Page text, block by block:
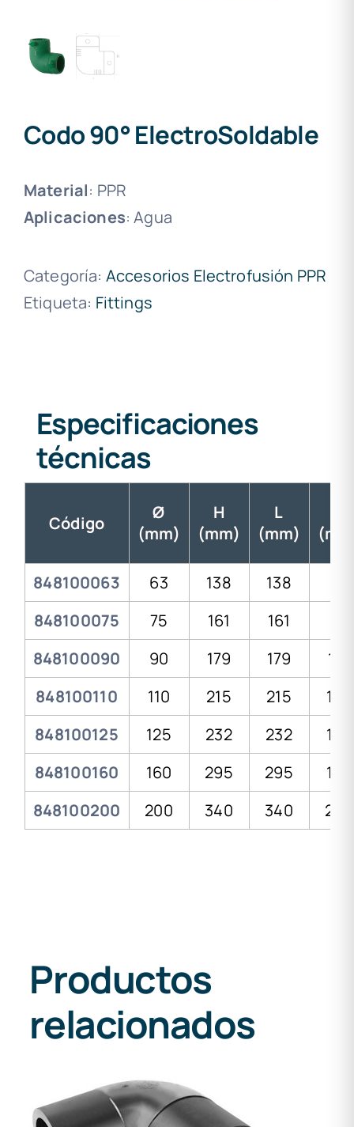
Codo 90° ElectroSoldable
Material: PPR
Aplicaciones: Agua
Categoría: Accesorios Electrofusión PPR
Etiqueta: Fittings
Especificaciones
técnicas
Código
Ø
(mm)
H
(mm)
L
(mm)
848100063 63 138 138
848100075
75 161 161
848100090
90 179 179
116
848100110
110 215 215
142
848100125
125 232 232
155
848100160
160 295 295
198
848100200
200 340 340 250
Productos
relacionados